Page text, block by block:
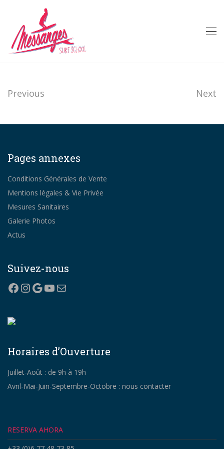
Previous Next
Pages annexes
Conditions Générales de Vente
Mentions légales & Vie Privée
Mesures Sanitaires
Galerie Photos
Actus
Suivez-nous
Facebook
Instagram
Google
YouTube
Correo electrónico
Horaires d’Ouverture
Juillet-Août : de 9h à 19h
Avril-Mai-Juin-Septembre-Octobre : nous contacter
RESERVA AHORA